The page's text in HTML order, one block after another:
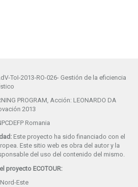
ToI-2013-RO-026- Gestión de la eficiencia
PROGRAM, Acción: LEONARDO DA
2013
Romania
Este proyecto ha sido financiado con el
Este sitio web es obra del autor y la
del uso del contenido del mismo.
proyecto ECOTOUR:
Este